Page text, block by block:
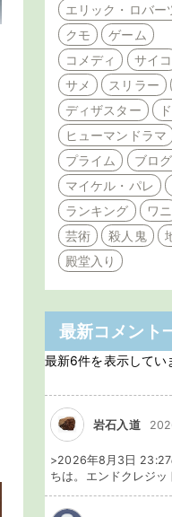
エリック・ロバー
クモ
ゲーム
コメディ
サイコ
サメ
スリラー
ディザスター
ヒューマンドラマ
プライム
ブロ
マイケル・パレ
ランキング
ワニ
芸術
殺人鬼
殿堂入り
最新コメント
最新6件を表示してい
岩石入道
>2026年8月3日 23:27
ちは。エンドクレジッ